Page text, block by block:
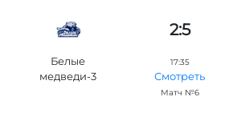
2:5
Белые
медведи-3
17:35
Смотреть
Матч №6